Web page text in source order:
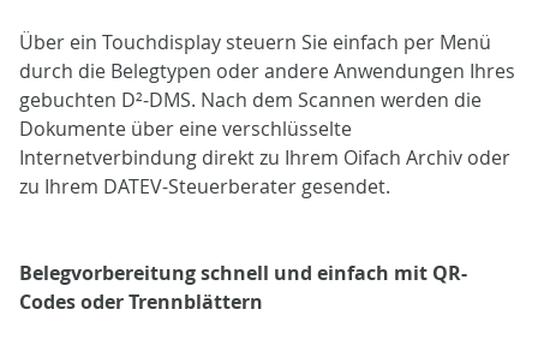
Über ein Touchdisplay steuern Sie einfach per Menü
durch die Belegtypen oder andere Anwendungen Ihres
gebuchten D²-DMS. Nach dem Scannen werden die
Dokumente über eine verschlüsselte
Internetverbindung direkt zu Ihrem Oifach Archiv oder
zu Ihrem DATEV-Steuerberater gesendet.
Belegvorbereitung schnell und einfach mit QR-
Codes oder Trennblättern